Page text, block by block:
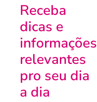
Receba
dicas e
informações
relevantes
pro seu dia
a dia